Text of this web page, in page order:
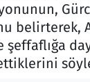
belirterek,
şeffaflığa